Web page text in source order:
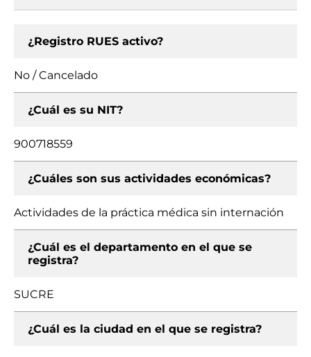
¿Registro RUES activo?
No / Cancelado
¿Cuál es su NIT?
900718559
¿Cuáles son sus actividades económicas?
Actividades de la práctica médica sin internación
¿Cuál es el departamento en el que se
registra?
SUCRE
¿Cuál es la ciudad en el que se registra?